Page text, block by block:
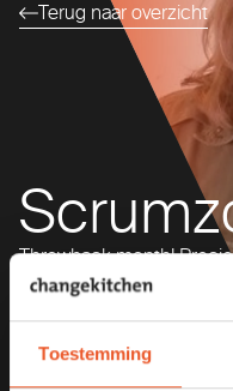
Toestemming
Terug naar overzicht
Throwback month!
allereerste vlog online.
de kern van Scrum: